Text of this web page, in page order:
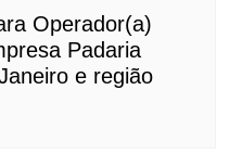
Operador(a)
Padaria
e região